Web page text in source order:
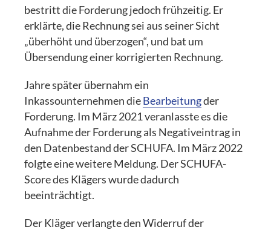
bestritt die Forderung jedoch frühzeitig. Er
erklärte, die Rechnung sei aus seiner Sicht
„überhöht und überzogen“, und bat um
Übersendung einer korrigierten Rechnung.
Jahre später übernahm ein
Inkassounternehmen dieBearbeitungder
Forderung. Im März 2021 veranlasste es die
Aufnahme der Forderung als Negativeintrag in
den Datenbestand der SCHUFA. Im März 2022
folgte eine weitere Meldung. Der SCHUFA-
Score des Klägers wurde dadurch
beeinträchtigt.
Der Kläger verlangte den Widerruf der